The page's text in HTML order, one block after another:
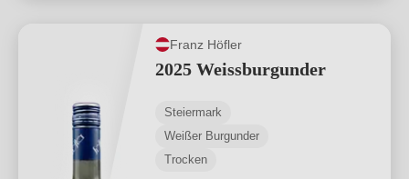
Franz Höfler
2025 Weissburgunder
Steiermark
Weißer Burgunder
Trocken